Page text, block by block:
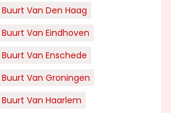
Van Den Haag
Van Eindhoven
Van Enschede
Van Groningen
Van Haarlem